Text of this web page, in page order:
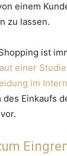
einem
zu lassen.
ist
einer
im
Einkaufs